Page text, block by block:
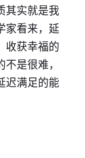
其实就是我
家看来，延
收获幸福的
是很难，
迟满足的能